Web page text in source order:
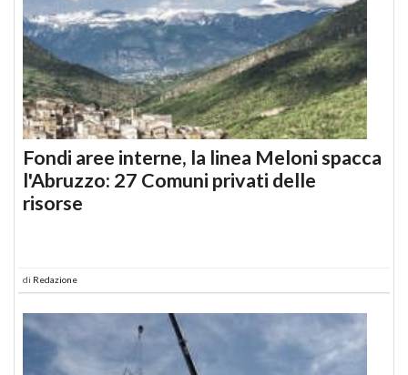
Fondi aree interne, la linea Meloni spacca
l'Abruzzo: 27 Comuni privati delle
risorse
di Redazione